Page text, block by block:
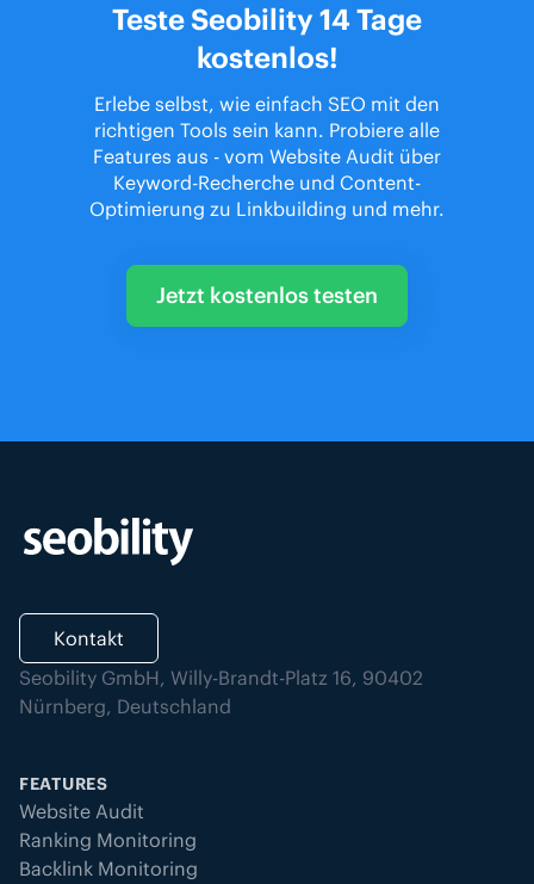
Teste Seobility 14 Tage
kostenlos!
Erlebe selbst, wie einfach SEO mit den
richtigen Tools sein kann. Probiere alle
Features aus - vom Website Audit über
Keyword-Recherche und Content-
Optimierung zu Linkbuilding und mehr.
Jetzt kostenlos testen
Kontakt
Seobility GmbH, Willy-Brandt-Platz 16, 90402
Nürnberg, Deutschland
FEATURES
Website Audit
Ranking Monitoring
Backlink Monitoring